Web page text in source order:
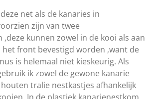
net als de kanaries in
zijn van twee
,deze kunnen zowel in de kooi als aan
front bevestigd worden ,want de
is helemaal niet kieskeurig. Als
ik zowel de gewone kanarie
tralie nestkastjes afhankelijk
In de plastiek kanarienestkom